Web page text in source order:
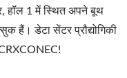
हॉल 1 में स्थित अपने बूथ
हैं। डेटा सेंटर प्रौद्योगिकी